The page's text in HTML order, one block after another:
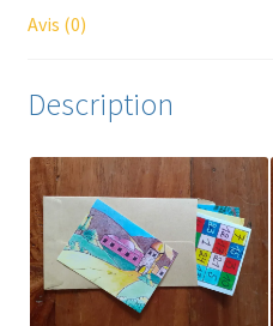
Avis (0)
Description